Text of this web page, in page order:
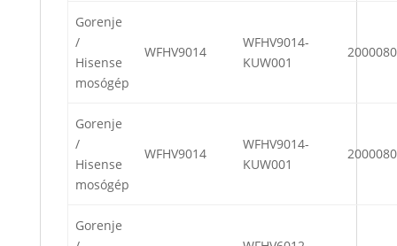
Gorenje
/
Hisense
mosógép
WFHV9014
WFHV9014-
KUW001
Gorenje
/
Hisense
mosógép
WFHV9014
WFHV9014-
KUW001
Gorenje